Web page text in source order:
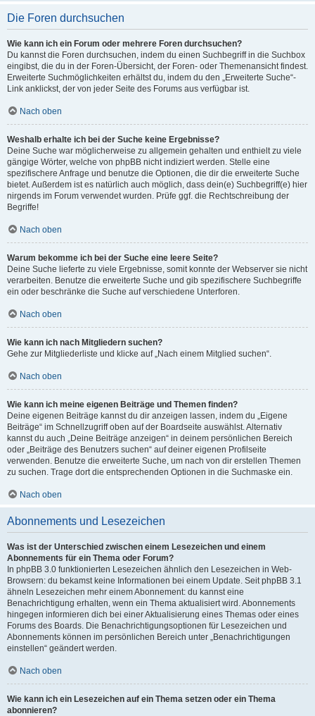
Die Foren durchsuchen
Wie kann ich ein Forum oder mehrere Foren durchsuchen?
Du kannst die Foren durchsuchen, indem du einen Suchbegriff in die Suchbox
eingibst, die du in der Foren-Übersicht, der Foren- oder Themenansicht findest.
Erweiterte Suchmöglichkeiten erhältst du, indem du den „Erweiterte Suche“-
Link anklickst, der von jeder Seite des Forums aus verfügbar ist.
Nach oben
Weshalb erhalte ich bei der Suche keine Ergebnisse?
Deine Suche war möglicherweise zu allgemein gehalten und enthielt zu viele
gängige Wörter, welche von phpBB nicht indiziert werden. Stelle eine
spezifischere Anfrage und benutze die Optionen, die dir die erweiterte Suche
bietet. Außerdem ist es natürlich auch möglich, dass dein(e) Suchbegriff(e) hier
nirgends im Forum verwendet wurden. Prüfe ggf. die Rechtschreibung der
Begriffe!
Nach oben
Warum bekomme ich bei der Suche eine leere Seite?
Deine Suche lieferte zu viele Ergebnisse, somit konnte der Webserver sie nicht
verarbeiten. Benutze die erweiterte Suche und gib spezifischere Suchbegriffe
ein oder beschränke die Suche auf verschiedene Unterforen.
Nach oben
Wie kann ich nach Mitgliedern suchen?
Gehe zur Mitgliederliste und klicke auf „Nach einem Mitglied suchen“.
Nach oben
Wie kann ich meine eigenen Beiträge und Themen finden?
Deine eigenen Beiträge kannst du dir anzeigen lassen, indem du „Eigene
Beiträge“ im Schnellzugriff oben auf der Boardseite auswählst. Alternativ
kannst du auch „Deine Beiträge anzeigen“ in deinem persönlichen Bereich
oder „Beiträge des Benutzers suchen“ auf deiner eigenen Profilseite
verwenden. Benutze die erweiterte Suche, um nach von dir erstellen Themen
zu suchen. Trage dort die entsprechenden Optionen in die Suchmaske ein.
Nach oben
Abonnements und Lesezeichen
Was ist der Unterschied zwischen einem Lesezeichen und einem
Abonnements für ein Thema oder Forum?
In phpBB 3.0 funktionierten Lesezeichen ähnlich den Lesezeichen in Web-
Browsern: du bekamst keine Informationen bei einem Update. Seit phpBB 3.1
ähneln Lesezeichen mehr einem Abonnement: du kannst eine
Benachrichtigung erhalten, wenn ein Thema aktualisiert wird. Abonnements
hingegen informieren dich bei einer Aktualisierung eines Themas oder eines
Forums des Boards. Die Benachrichtigungsoptionen für Lesezeichen und
Abonnements können im persönlichen Bereich unter „Benachrichtigungen
einstellen“ geändert werden.
Nach oben
Wie kann ich ein Lesezeichen auf ein Thema setzen oder ein Thema
abonnieren?